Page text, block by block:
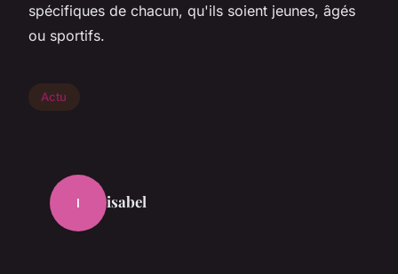
spécifiques de chacun, qu'ils soient jeunes, âgés
ou sportifs.
Actu
I isabel